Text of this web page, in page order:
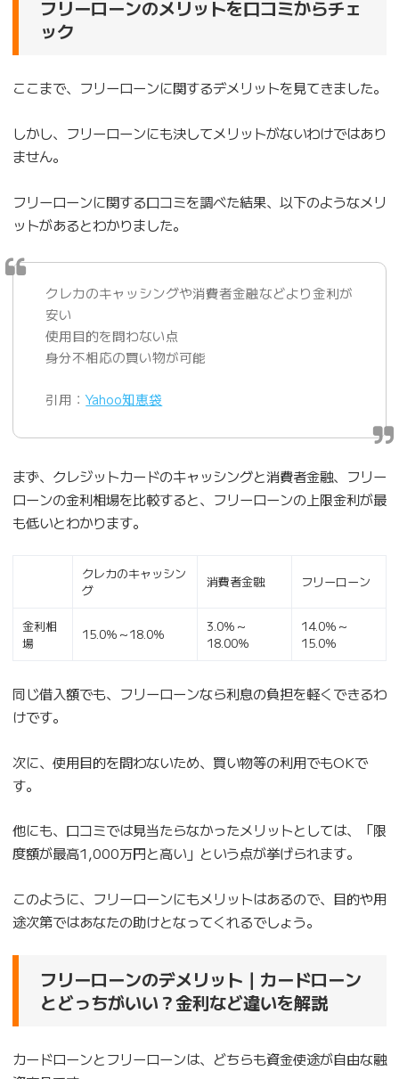
フリーローンのメリットを口コミからチェ
ック
ここまで、フリーローンに関するデメリットを見てきました。
しかし、フリーローンにも決してメリットがないわけではあり
ません。
フリーローンに関する口コミを調べた結果、以下のようなメリ
ットがあるとわかりました。
クレカのキャッシングや消費者金融などより金利が
安い
使用目的を問わない点
身分不相応の買い物が可能
引用：Yahoo知恵袋
まず、クレジットカードのキャッシングと消費者金融、フリー
ローンの金利相場を比較すると、フリーローンの上限金利が最
も低いとわかります。
クレカのキャッシン
グ
消費者金融 フリーローン
金利相
場
15.0％～18.0％
3.0％～
18.00％
14.0％～
15.0％
同じ借入額でも、フリーローンなら利息の負担を軽くできるわ
けです。
次に、使用目的を問わないため、買い物等の利用でもOKで
す。
他にも、口コミでは見当たらなかったメリットとしては、「限
度額が最高1,000万円と高い」という点が挙げられます。
このように、フリーローンにもメリットはあるので、目的や用
途次第ではあなたの助けとなってくれるでしょう。
フリーローンのデメリット｜カードローン
とどっちがいい？金利など違いを解説
カードローンとフリーローンは、どちらも資金使途が自由な融